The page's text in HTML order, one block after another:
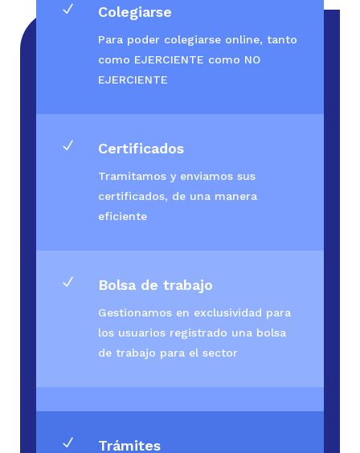
N Colegiarse
Para poder colegiarse online, tanto
como EJERCIENTE como NO
EJERCIENTE
N Certificados
Tramitamos y enviamos sus
certificados, de una manera
eficiente
N Bolsa de trabajo
Gestionamos en exclusividad para
los usuarios registrado una bolsa
de trabajo para el sector
N Trámites